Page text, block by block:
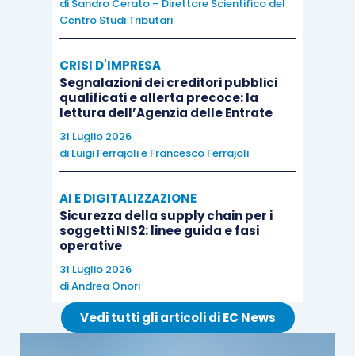
di Sandro Cerato – Direttore Scientifico del
Centro Studi Tributari
CRISI D'IMPRESA
Segnalazioni dei creditori pubblici
qualificati e allerta precoce: la
lettura dell’Agenzia delle Entrate
31 Luglio 2026
di Luigi Ferrajolie Francesco Ferrajoli
AI E DIGITALIZZAZIONE
Sicurezza della supply chain per i
soggetti NIS2: linee guida e fasi
operative
31 Luglio 2026
diAndrea Onori
Vedi tutti gli articoli di EC News